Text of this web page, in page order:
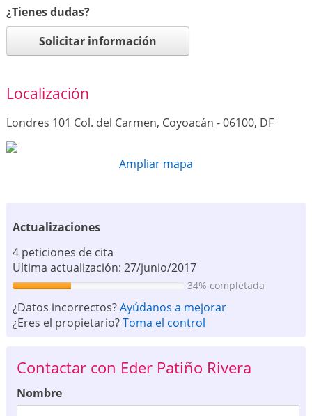
¿Tienes dudas?
Solicitar información
Localización
Londres 101 Col. del Carmen, Coyoacán - 06100, DF
Ampliar mapa
Actualizaciones
4 peticiones de cita
Ultima actualización: 27/junio/2017
34% completada
¿Datos incorrectos?Ayúdanos a mejorar
¿Eres el propietario?Toma el control
Contactar con Eder Patiño Rivera
Nombre